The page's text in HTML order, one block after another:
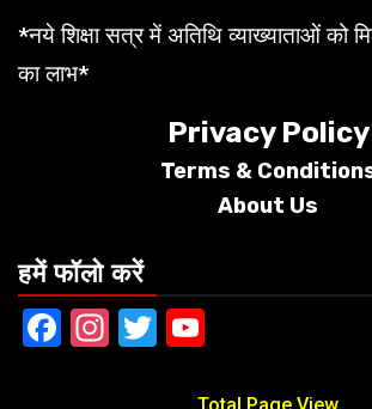
*नये शिक्षा सत्र में अतिथि व्याख्याताओं को
का लाभ*
Privacy Policy
Terms &
About Us
हमें फॉलो करें
Facebook
Instagram
Twitter